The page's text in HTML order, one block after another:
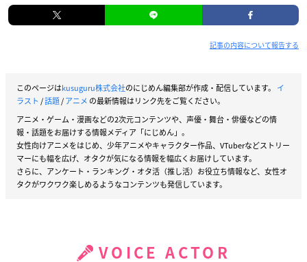
記事の内容について報告する
このページはkusuguru株式会社のにじめん編集部が作成・配信しています。 イ
ラスト /話題/アニメ の最新情報はリンク先をご覧ください。
アニメ・ゲーム・漫画などの2次元コンテンツや、声優・舞台・俳優などの情
報・話題をお届けする情報メディア「にじめん」。
女性向けアニメをはじめ、少年アニメやキャラクター作品、VTuberなどストリー
マーにも幅を広げ、オタクが気になる情報を幅広くお届けしています。
さらに、アンケート・ランキング・オタ活（推し活）お役立ち情報など、女性オ
タクがワクワク楽しめるようなコンテンツも発信しています。
VOICE ACTOR